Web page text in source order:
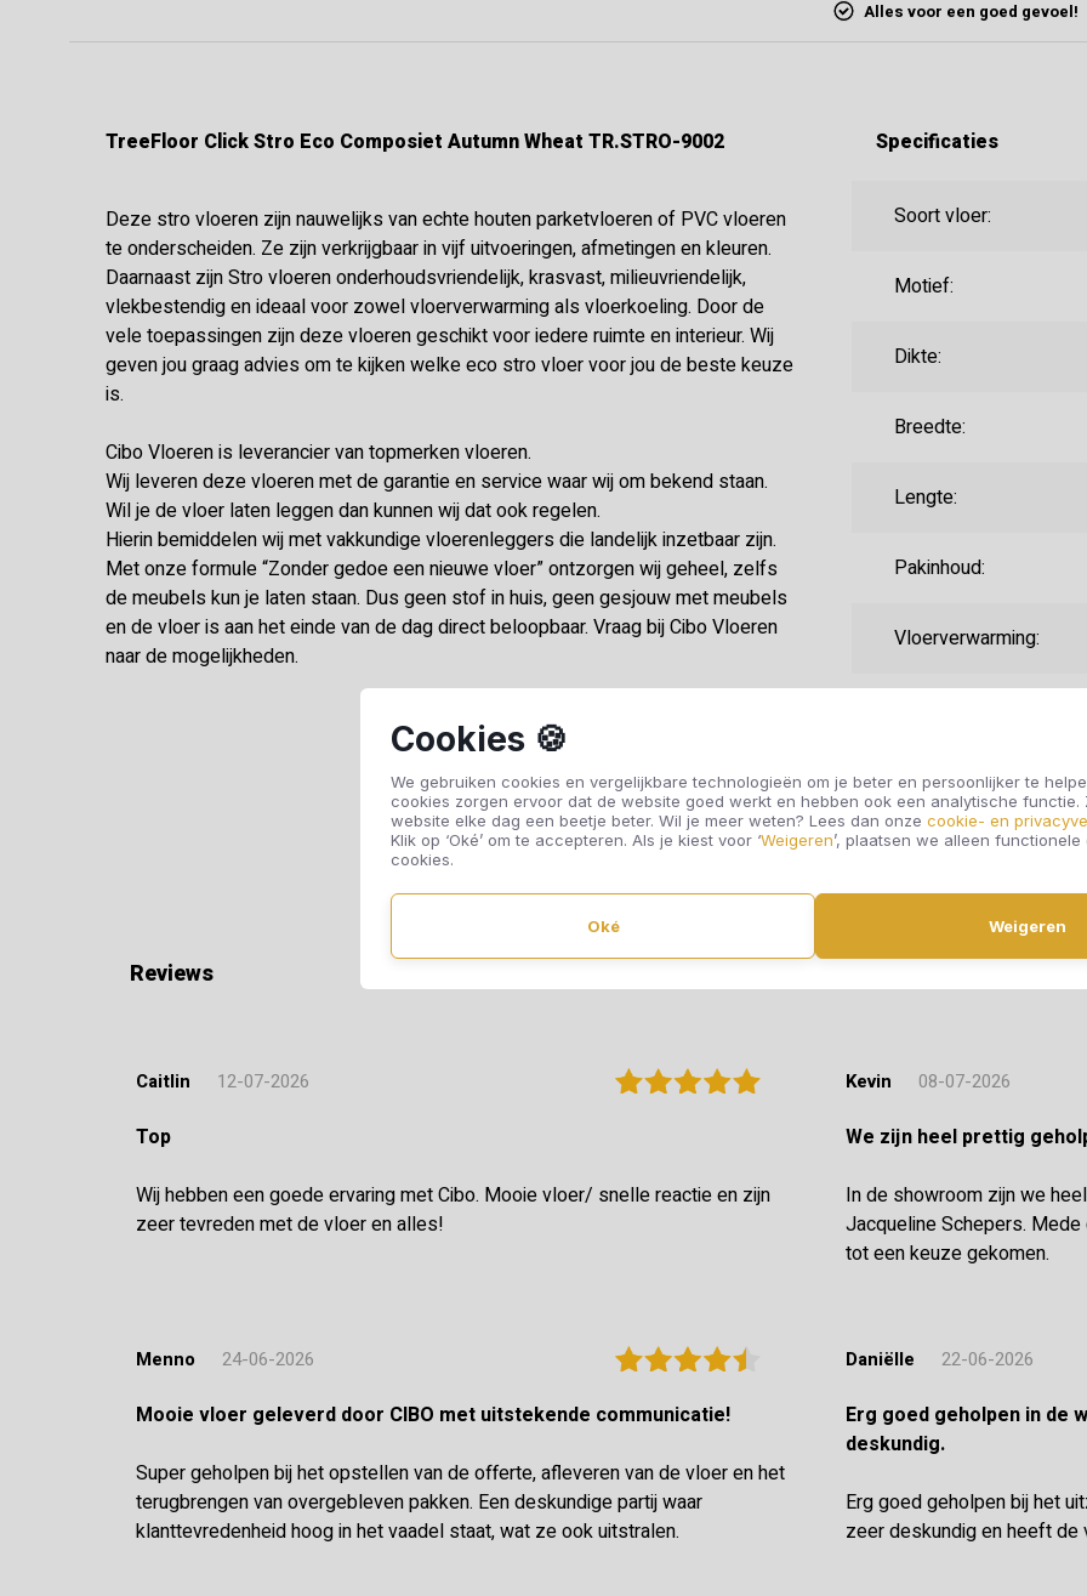
Cookies 🍪
We gebruiken cookies en vergelijkbare technologieën om je beter en persoonlijker te
cookies zorgen ervoor dat de website goed werkt en hebben ook een analytische functie.
website elke dag een beetje beter. Wil je meer weten? Lees dan onze cookie- en
Klik op ‘Oké’ om te accepteren. Als je kiest voor ‘Weigeren’, plaatsen we alleen
cookies.
Oké Weigeren
Alles voor een goed gevoel!
TreeFloor Click Stro Eco Composiet Autumn Wheat TR.STRO-9002
Deze stro vloeren zijn nauwelijks van echte houten parketvloeren of PVC vloeren
te onderscheiden. Ze zijn verkrijgbaar in vijf uitvoeringen, afmetingen en kleuren.
Daarnaast zijn Stro vloeren onderhoudsvriendelijk, krasvast, milieuvriendelijk,
vlekbestendig en ideaal voor zowel vloerverwarming als vloerkoeling. Door de
vele toepassingen zijn deze vloeren geschikt voor iedere ruimte en interieur. Wij
geven jou graag advies om te kijken welke eco stro vloer voor jou de beste keuze
is.
Cibo Vloeren is leverancier van topmerken vloeren.
Wij leveren deze vloeren met de garantie en service waar wij om bekend staan.
Wil je de vloer laten leggen dan kunnen wij dat ook regelen.
Hierin bemiddelen wij met vakkundige vloerenleggers die landelijk inzetbaar zijn.
Met onze formule “Zonder gedoe een nieuwe vloer” ontzorgen wij geheel, zelfs
de meubels kun je laten staan. Dus geen stof in huis, geen gesjouw met meubels
en de vloer is aan het einde van de dag direct beloopbaar. Vraag bij Cibo Vloeren
naar de mogelijkheden.
Specificaties
Soort vloer:
Motief:
Dikte:
Breedte:
Lengte:
Pakinhoud:
Vloerverwarming:
Fabrieksgarantie:
Gebruiksklasse:
Reviews
Caitlin 12-07-2026
Top
Wij hebben een goede ervaring met Cibo. Mooie vloer/ snelle reactie en zijn
zeer tevreden met de vloer en alles!
Kevin 08-07-2026
We zijn heel prettig
In de showroom zijn we
Jacqueline Schepers.
tot een keuze gekomen.
Menno 24-06-2026
Mooie vloer geleverd door CIBO met uitstekende communicatie!
Super geholpen bij het opstellen van de offerte, afleveren van de vloer en het
terugbrengen van overgebleven pakken. Een deskundige partij waar
klanttevredenheid hoog in het vaadel staat, wat ze ook uitstralen.
Daniëlle 22-06-2026
Erg goed geholpen in de winkel en de vloerenlegger was zeer
deskundig.
Erg goed geholpen bij het
zeer deskundig en heeft